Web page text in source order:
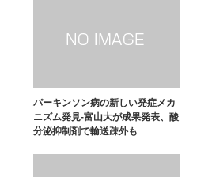
パーキンソン病の新しい発症メカ
ニズム発見-富山大が成果発表、酸
分泌抑制剤で輸送疎外も